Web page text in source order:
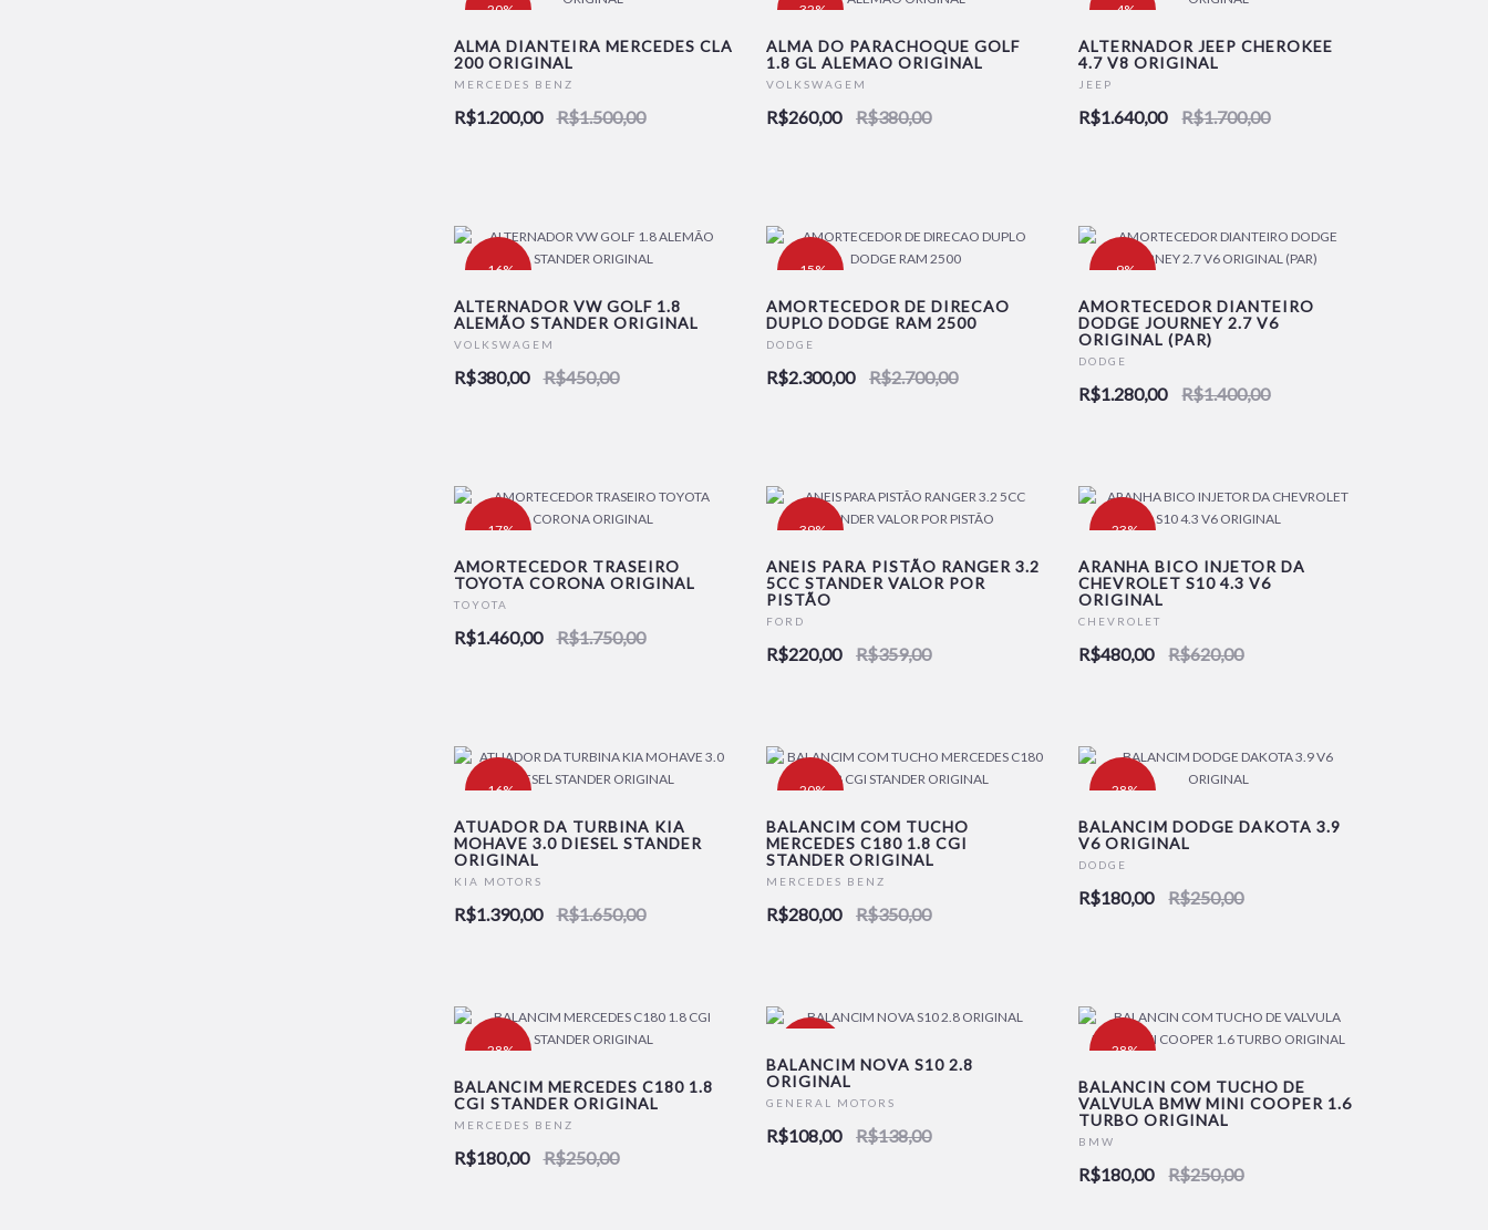
-20%
ALMA DIANTEIRA MERCEDES CLA
200 ORIGINAL
MERCEDES BENZ
R$1.200,00 R$1.500,00
-32%
ALMA DO PARACHOQUE GOLF
1.8 GL ALEMAO ORIGINAL
VOLKSWAGEM
R$260,00 R$380,00
-4%
ALTERNADOR JEEP CHEROKEE
4.7 V8 ORIGINAL
JEEP
R$1.640,00 R$1.700,00
-16%
ALTERNADOR VW GOLF 1.8
ALEMÃO STANDER ORIGINAL
VOLKSWAGEM
R$380,00 R$450,00
-15%
AMORTECEDOR DE DIRECAO
DUPLO DODGE RAM 2500
DODGE
R$2.300,00 R$2.700,00
-9%
AMORTECEDOR DIANTEIRO
DODGE JOURNEY 2.7 V6
ORIGINAL (PAR)
DODGE
R$1.280,00 R$1.400,00
-17%
AMORTECEDOR TRASEIRO
TOYOTA CORONA ORIGINAL
TOYOTA
R$1.460,00 R$1.750,00
-39%
ANEIS PARA PISTÃO RANGER 3.2
5CC STANDER VALOR POR
PISTÃO
FORD
R$220,00 R$359,00
-23%
ARANHA BICO INJETOR DA
CHEVROLET S10 4.3 V6
ORIGINAL
CHEVROLET
R$480,00 R$620,00
-16%
ATUADOR DA TURBINA KIA
MOHAVE 3.0 DIESEL STANDER
ORIGINAL
KIA MOTORS
R$1.390,00 R$1.650,00
-20%
BALANCIM COM TUCHO
MERCEDES C180 1.8 CGI
STANDER ORIGINAL
MERCEDES BENZ
R$280,00 R$350,00
-28%
BALANCIM DODGE DAKOTA 3.9
V6 ORIGINAL
DODGE
R$180,00 R$250,00
-28%
BALANCIM MERCEDES C180 1.8
CGI STANDER ORIGINAL
MERCEDES BENZ
R$180,00 R$250,00
BALANCIM NOVA S10 2.8
ORIGINAL
GENERAL MOTORS
R$108,00 R$138,00
-28%
BALANCIN COM TUCHO DE
VALVULA BMW MINI COOPER 1.6
TURBO ORIGINAL
BMW
R$180,00 R$250,00